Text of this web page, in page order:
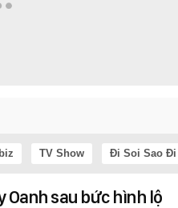
TV Show Đi Soi Sao Đi
Oanh sau bức hình lộ